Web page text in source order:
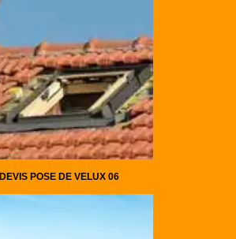
DEVIS POSE DE VELUX 06